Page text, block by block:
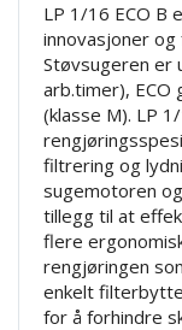
LP 1/16 ECO B
innovasjoner
Støvsugeren er
arb.timer), ECO
(klasse M). LP
filtrering og
sugemotoren
tillegg til at
flere
rengjøringen
enkelt
for å forhindre